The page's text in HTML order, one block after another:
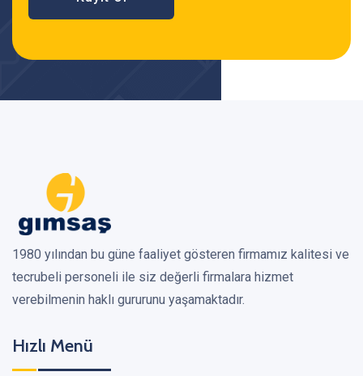
1980 yılından bu güne faaliyet gösteren firmamız kalitesi ve
tecrubeli personeli ile siz değerli firmalara hizmet
verebilmenin haklı gururunu yaşamaktadır.
Hızlı Menü